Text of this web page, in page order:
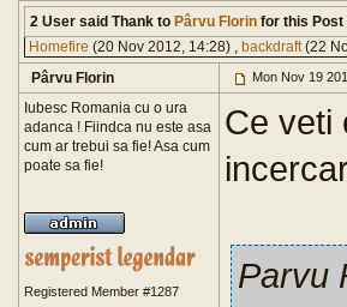
2 User said Thank to Pârvu Florin for this Post
Homefire (20 Nov 2012, 14:28) , backdraft(22
Pârvu Florin
Mon Nov 19
Iubesc Romania cu o ura
adanca ! Fiindca nu este asa
cum ar trebui sa fie! Asa cum
poate sa fie!
Registered Member #1287
Ce veti
Parvu